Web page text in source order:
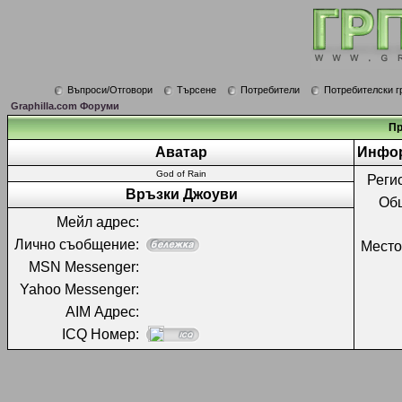
Въпроси/Отговори Търсене Потребители
Потребителски
Graphilla.com Форуми
Аватар
God of Rain
Връзки Джоуви
Мейл адрес:
Лично съобщение:
MSN Messenger:
Yahoo Messenger:
AIM Адрес:
ICQ Номер: